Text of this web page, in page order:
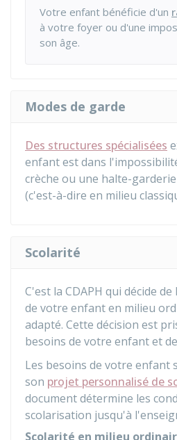
Votre enfant bénéficie d'un
à votre foyer ou d'une
son âge.
Modes de garde
Des structures spécialisées
enfant est dans
crèche ou une halte-
(c'est-à-dire en milieu
Scolarité
C'est la CDAPH qui décide
de votre enfant en milieu
adapté. Cette décision est
besoins de votre enfant et
Les besoins de votre enfant
son projet personnalisé de
document détermine les
scolarisation jusqu'à
Scolarité en milieu